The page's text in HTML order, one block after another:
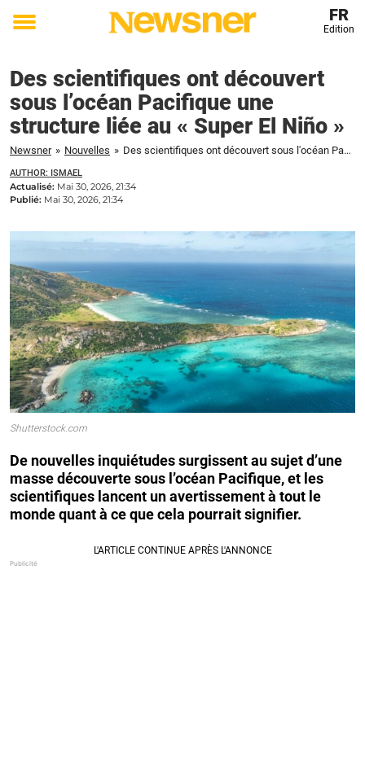
Toggle
FR
Edition
Des scientifiques ont découvert
sous l’océan Pacifique une
structure liée au « Super El Niño »
Newsner » Nouvelles » Des scientifiques ont découvert sous l'océan Pacifique une structure liée au « Super El Niño »
AUTHOR: ISMAEL
Actualisé: Mai 30, 2026, 21:34
Publié: Mai 30, 2026, 21:34
Shutterstock.com
De nouvelles inquiétudes surgissent au sujet d’une
masse découverte sous l’océan Pacifique, et les
scientifiques lancent un avertissement à tout le
monde quant à ce que cela pourrait signifier.